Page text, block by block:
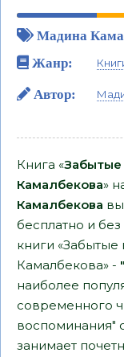
Мадина
Жанр:
Автор:
Книга «Забытые
Камалбекова»
Камалбекова
бесплатно и
книги
Камалбекова» - "
наиболее
современного
воспоминания"
занимает